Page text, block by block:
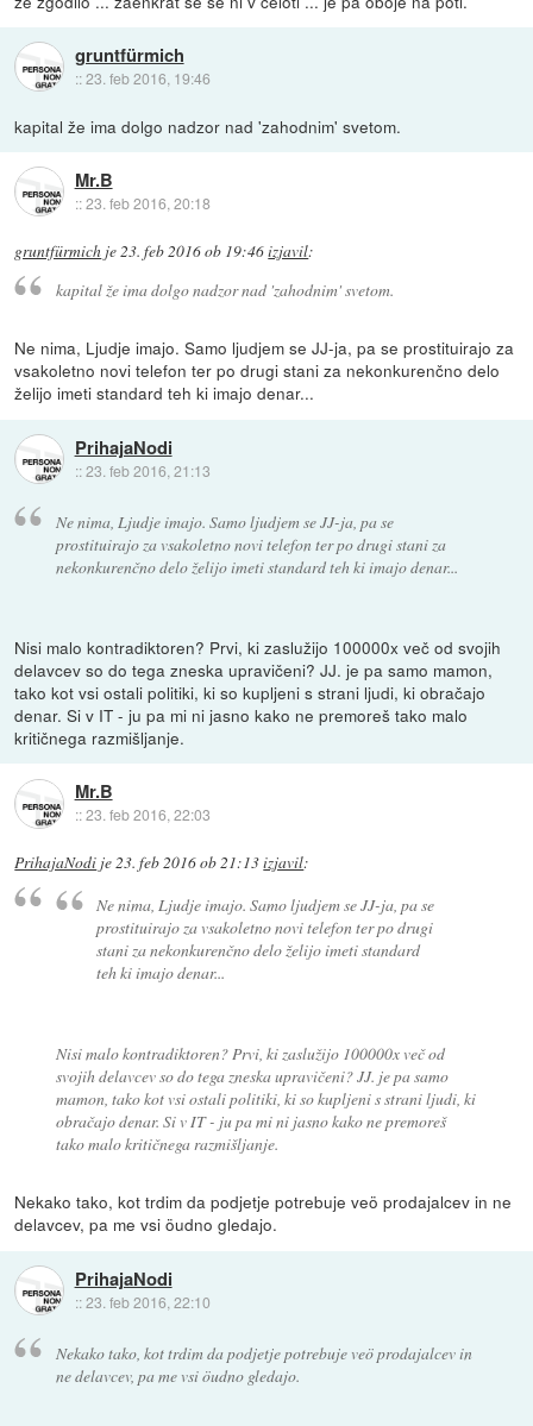
gruntfürmich
::23. feb 2016, 19:46
kapital že ima dolgo nadzor nad 'zahodnim' svetom.
Mr.B
::23. feb 2016, 20:18
gruntfürmich je23. feb 2016 ob 19:46izjavil:
kapital že ima dolgo nadzor nad 'zahodnim' svetom.
Ne nima, Ljudje imajo. Samo ljudjem se JJ-ja, pa se prostituirajo za
vsakoletno novi telefon ter po drugi stani za nekonkurenčno delo
želijo imeti standard teh ki imajo denar...
PrihajaNodi
::23. feb 2016, 21:13
Ne nima, Ljudje imajo. Samo ljudjem se JJ-ja, pa se
prostituirajo za vsakoletno novi telefon ter po drugi stani za
nekonkurenčno delo želijo imeti standard teh ki imajo denar...
Nisi malo kontradiktoren? Prvi, ki zaslužijo 100000x več od svojih
delavcev so do tega zneska upravičeni? JJ. je pa samo mamon,
tako kot vsi ostali politiki, ki so kupljeni s strani ljudi, ki obračajo
denar. Si v IT - ju pa mi ni jasno kako ne premoreš tako malo
kritičnega razmišljanje.
Mr.B
::23. feb 2016, 22:03
PrihajaNodi je23. feb 2016 ob 21:13izjavil:
Ne nima, Ljudje imajo. Samo ljudjem se JJ-ja, pa se
prostituirajo za vsakoletno novi telefon ter po drugi
stani za nekonkurenčno delo želijo imeti standard
teh ki imajo denar...
Nisi malo kontradiktoren? Prvi, ki zaslužijo 100000x več od
svojih delavcev so do tega zneska upravičeni? JJ. je pa samo
mamon, tako kot vsi ostali politiki, ki so kupljeni s strani ljudi, ki
obračajo denar. Si v IT - ju pa mi ni jasno kako ne premoreš
tako malo kritičnega razmišljanje.
Nekako tako, kot trdim da podjetje potrebuje veö prodajalcev in ne
delavcev, pa me vsi öudno gledajo.
PrihajaNodi
::23. feb 2016, 22:10
Nekako tako, kot trdim da podjetje potrebuje veö prodajalcev in
ne delavcev, pa me vsi öudno gledajo.